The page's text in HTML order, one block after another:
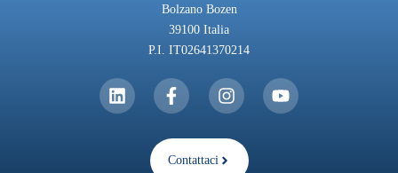
Bolzano Bozen
39100 Italia
P.I. IT02641370214
Contattaci